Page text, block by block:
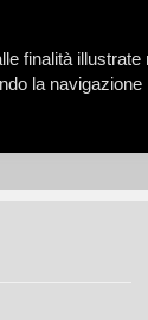
finalità
la